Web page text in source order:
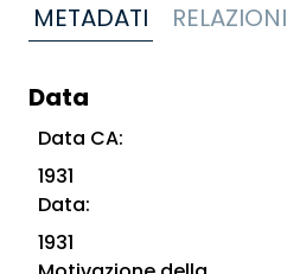
METADATI RELAZIONI
Data
Data CA:
1931
Data:
1931